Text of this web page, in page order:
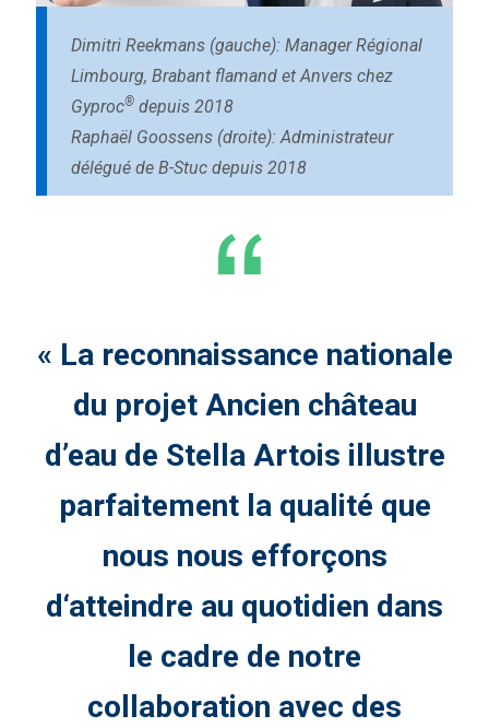
Dimitri Reekmans (gauche): Manager Régional
Limbourg, Brabant flamand et Anvers chez
Gyproc® depuis 2018
Raphaël Goossens (droite): Administrateur
délégué de B-Stuc depuis 2018
« La reconnaissance nationale
du projet Ancien château
d’eau de Stella Artois illustre
parfaitement la qualité que
nous nous efforçons
d‘atteindre au quotidien dans
le cadre de notre
collaboration avec des